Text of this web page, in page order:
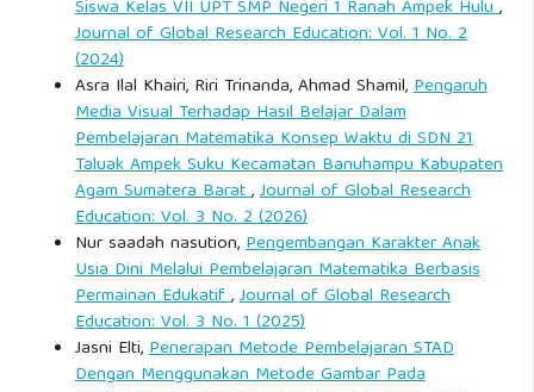
Siswa Kelas VII UPT SMP Negeri 1 Ranah Ampek Hulu,
Journal of Global Research Education: Vol. 1 No. 2
(2024)
Asra Ilal Khairi, Riri Trinanda, Ahmad Shamil,Pengaruh
Media Visual Terhadap Hasil Belajar Dalam
Pembelajaran Matematika Konsep Waktu di SDN 21
Taluak Ampek Suku Kecamatan Banuhampu Kabupaten
Agam Sumatera Barat,Journal of Global Research
Education: Vol. 3 No. 2 (2026)
Nur saadah nasution,Pengembangan Karakter Anak
Usia Dini Melalui Pembelajaran Matematika Berbasis
Permainan Edukatif,Journal of Global Research
Education: Vol. 3 No. 1 (2025)
Jasni Elti,Penerapan Metode Pembelajaran STAD
Dengan Menggunakan Metode Gambar Pada